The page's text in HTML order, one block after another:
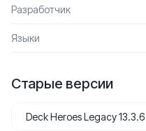
Разработчик
Языки
Старые версии
Deck Heroes Legacy 13.3.6